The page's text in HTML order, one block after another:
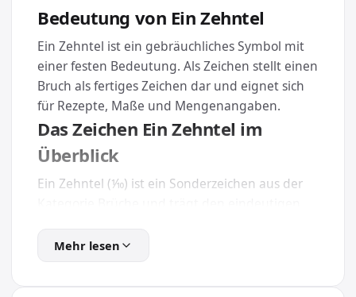
Bedeutung von Ein Zehntel
Ein Zehntel ist ein gebräuchliches Symbol mit
einer festen Bedeutung. Als Zeichen stellt einen
Bruch als fertiges Zeichen dar und eignet sich
für Rezepte, Maße und Mengenangaben.
Das Zeichen Ein Zehntel im
Überblick
Ein Zehntel (⅒) ist ein Sonderzeichen aus der
Unicode-Standards ist, wird es auf nahezu
Mehr lesen